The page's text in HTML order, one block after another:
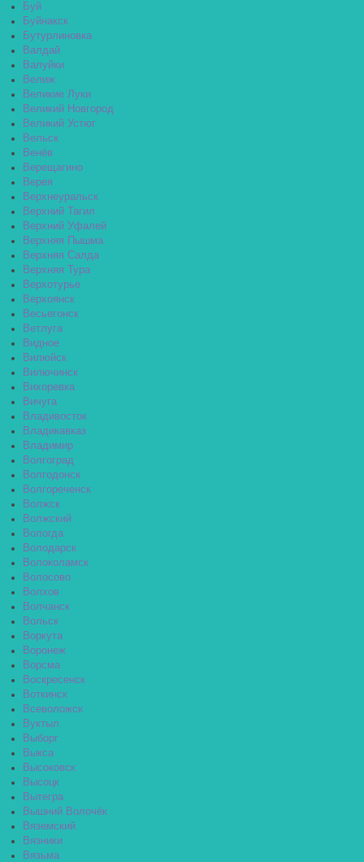
Буй
Буйнакск
Бутурлиновка
Валдай
Валуйки
Велиж
Великие Луки
Великий Новгород
Великий Устюг
Вельск
Венёв
Верещагино
Верея
Верхнеуральск
Верхний Тагил
Верхний Уфалей
Верхняя Пышма
Верхняя Салда
Верхняя Тура
Верхотурье
Верхоянск
Весьегонск
Ветлуга
Видное
Вилюйск
Вилючинск
Вихоревка
Вичуга
Владивосток
Владикавказ
Владимир
Волгоград
Волгодонск
Волгореченск
Волжск
Волжский
Вологда
Володарск
Волоколамск
Волосово
Волхов
Волчанск
Вольск
Воркута
Воронеж
Ворсма
Воскресенск
Воткинск
Всеволожск
Вуктыл
Выборг
Выкса
Высоковск
Высоцк
Вытегра
Вышний Волочёк
Вяземский
Вязники
Вязьма